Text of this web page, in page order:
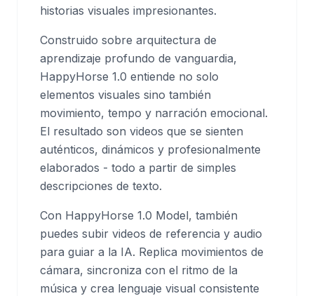
historias visuales impresionantes.
Construido sobre arquitectura de
aprendizaje profundo de vanguardia,
HappyHorse 1.0 entiende no solo
elementos visuales sino también
movimiento, tempo y narración emocional.
El resultado son videos que se sienten
auténticos, dinámicos y profesionalmente
elaborados - todo a partir de simples
descripciones de texto.
Con HappyHorse 1.0 Model, también
puedes subir videos de referencia y audio
para guiar a la IA. Replica movimientos de
cámara, sincroniza con el ritmo de la
música y crea lenguaje visual consistente